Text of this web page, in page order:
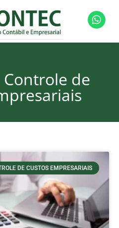
Controle de
DE CUSTOS EMPRESARIAIS